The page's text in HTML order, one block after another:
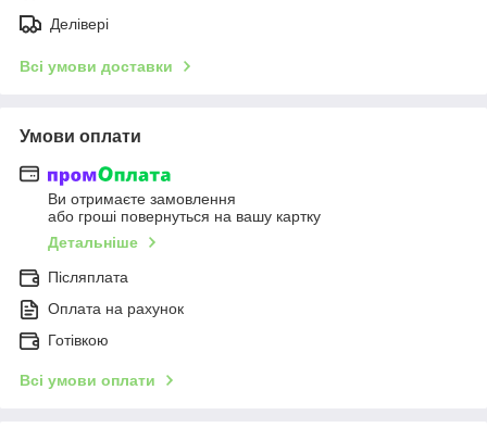
Делівері
Всі умови доставки
Умови оплати
Ви отримаєте замовлення
або гроші повернуться на вашу картку
Детальніше
Післяплата
Оплата на рахунок
Готівкою
Всі умови оплати